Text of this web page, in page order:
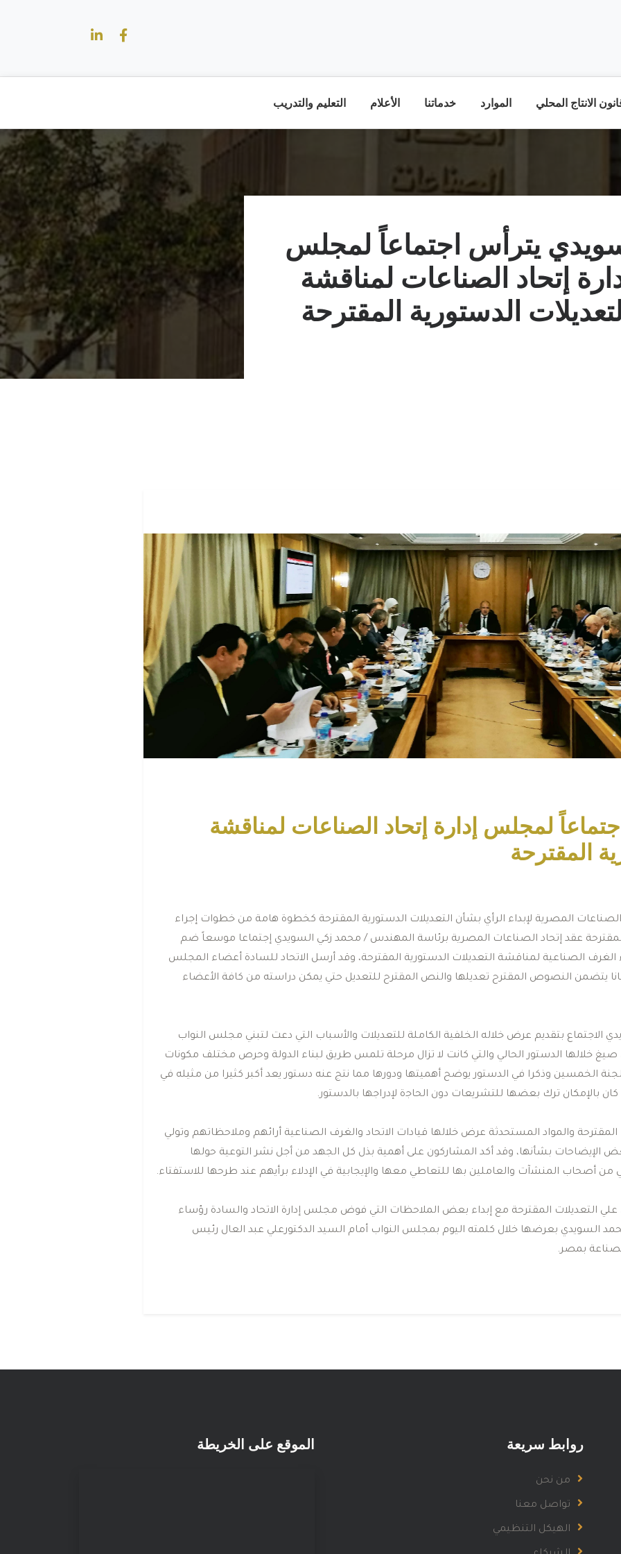
الانتاج المحلي الموارد خدماتنا الأعلام التعليم والتدريب
يترأس اجتماعاً لمجلس
إتحاد الصناعات لمناقشة
الدستورية المقترحة
لمجلس إدارة إتحاد الصناعات لمناقشة
المقترحة
اﻟﻤﺼﺮﻳﺔ ﻹﺑﺪاء اﻟﺮأي ﺑﺸﺄن اﻟﺘﻌﺪﻳﻼت اﻟﺪﺳﺘﻮرﻳﺔ اﻟﻤﻘﺘﺮﺣﺔ ﻛﺨﻄﻮة ﻫﺎﻣﺔ ﻣﻦ ﺧﻄﻮات إﺟﺮاء
ﻋﻘﺪ إﺗﺤﺎد اﻟﺼﻨﺎﻋﺎت اﻟﻤﺼﺮﻳﺔ ﺑﺮﺋﺎﺳﺔ اﻟﻤﻬﻨﺪس / ﻣﺤﻤﺪ زﻛﻲ اﻟﺴﻮﻳﺪي إﺟﺘﻤﺎﻋﺎ ﻣﻮﺳﻌﺎً ﺿﻢ
اﻟﺼﻨﺎﻋﻴﺔ ﻟﻤﻨﺎﻗﺸﺔ اﻟﺘﻌﺪﻳﻼت اﻟﺪﺳﺘﻮرﻳﺔ اﻟﻤﻘﺘﺮﺣﺔ، وﻗﺪ أرﺳﻞ اﻻﺗﺤﺎد ﻟﻠﺴﺎدة أﻋﻀﺎء اﻟﻤﺠﻠﺲ
ﻳﺘﻀﻤﻦ اﻟﻨﺼﻮص اﻟﻤﻘﺘﺮح ﺗﻌﺪﻳﻠﻬﺎ واﻟﻨﺺ اﻟﻤﻘﺘﺮح ﻟﻠﺘﻌﺪﻳﻞ ﺣﺘﻲ ﻳﻤﻜﻦ دراﺳﺘﻪ ﻣﻦ ﻛﺎﻓﺔ اﻷﻋﻀﺎء
اﻻﺟﺘﻤﺎع ﺑﺘﻘﺪﻳﻢ ﻋﺮض ﺧﻼﻟﻪ اﻟﺨﻠﻔﻴﺔ اﻟﻜﺎﻣﻠﺔ ﻟﻠﺘﻌﺪﻳﻼت واﻷﺳﺒﺎب اﻟﺘﻲ دﻋﺖ ﻟﺘﺒﻨﻲ ﻣﺠﻠﺲ اﻟﻨﻮاب
ﺧﻼﻟﻬﺎ اﻟﺪﺳﺘﻮر اﻟﺤﺎﻟﻲ واﻟﺘﻲ ﻛﺎﻧﺖ ﻻ ﺗﺰال ﻣﺮﺣﻠﺔ ﺗﻠﻤﺲ ﻃﺮﻳﻖ ﻟﺒﻨﺎء اﻟﺪوﻟﺔ وﺣﺮص ﻣﺨﺘﻠﻒ ﻣﻜﻮﻧﺎت
اﻟﺨﻤﺴﻴﻦ وذﻛﺮا ﻓﻲ اﻟﺪﺳﺘﻮر ﻳﻮﺿﺢ أﻫﻤﻴﺘﻬﺎ ودورﻫﺎ ﻣﻤﺎ ﻧﺘﺞ ﻋﻨﻪ دﺳﺘﻮر ﻳﻌﺪ أﻛﺒﺮ ﻛﺜﻴﺮا ﻣﻦ ﻣﺜﻴﻠﻪ ﻓﻲ
ﺑﺎلإﻣﻜﺎن ﺗﺮك ﺑﻌﻀﻬﺎ ﻟﻠﺘﺸﺮﻳﻌﺎت دون اﻟﺤﺎﺟة ﻹدراﺟﻬﺎ ﺑﺎﻟﺪﺳﺘﻮر.
واﻟﻤﻮاد اﻟﻤﺴﺘﺤﺪﺛﺔ ﻋﺮض ﺧﻼﻟﻬﺎ ﻗﻴﺎدات اﻻﺗﺤﺎد واﻟﻐﺮف اﻟﺼﻨﺎﻋﻴﺔ أراﺋﻬﻢ وﻣﻼﺣﻈﺎﺗﻬﻢ وﺗﻮﻟﻲ
ﺑﺸﺄﻧﻬﺎ، وقد أﻛﺪ اﻟﻤﺸﺎرﻛﻮن ﻋﻠﻰ أﻫﻤﻴﺔ ﺑﺬل ﻛﻞ اﻟﺠﻬﺪ ﻣﻦ أﺟﻞ ﻧﺸﺮ اﻟﺘﻮﻋﻴﺔ ﺣﻮﻟﻬﺎ
ﻣﻦ أﺻﺤﺎب اﻟﻤﻨﺸآت واﻟﻌﺎﻣﻠﻴﻦ ﺑﻬﺎ ﻟﻠﺘﻌﺎﻃﻲ ﻣﻌﻬﺎ واﻹﻳﺠﺎﺑﻴﺔ ﻓﻲ اﻹدﻻء ﺑﺮأﻳﻬﻢ ﻋﻨﺪ ﻃﺮﺣﻬﺎ ﻟﻼﺳﺘﻔﺘﺎء.
ﻋﻠﻲ اﻟﺘﻌﺪﻳﻼت اﻟﻤﻘﺘﺮﺣﺔ ﻣﻊ إﺑﺪاء ﺑﻌﺾ اﻟﻤﻼﺣﻈﺎت اﻟﺘﻲ ﻓﻮض ﻣﺠﻠﺲ إدارة اﻻﺗﺤﺎد واﻟﺴﺎدة رؤﺳﺎء
اﻟﺴﻮﻳﺪي ﺑﻌﺮﺿﻬﺎ ﺧﻼل ﻛﻠﻤﺘﻪ اﻟﻴﻮم ﺑﻤﺠﻠﺲ اﻟﻨﻮاب أﻣﺎم اﻟﺴﻴﺪ اﻟﺪﻛﺘﻮرﻋﻠﻲ ﻋﺒﺪ اﻟﻌﺎل رﺋﻴﺲ
ﺑﻤﺼﺮ.
روابط سريعة
من نحن
تواصل معنا
الهيكل التنظيمي
الموقع على الخريطة